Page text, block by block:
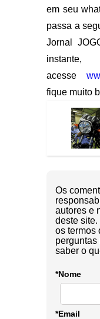
em seu
passa a
Jornal
instante,
acesse
fique muito
Os
autores e
deste
os termos
perguntas
saber o
*Nome
*Email